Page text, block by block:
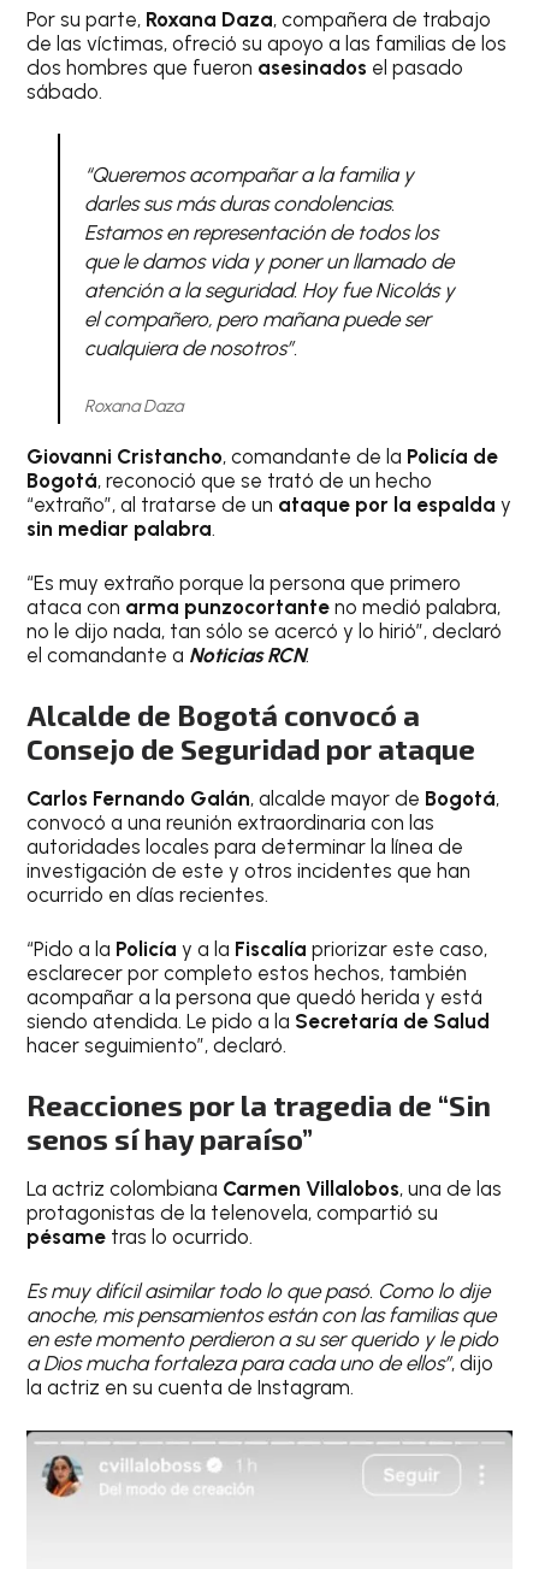
Por su parte, Roxana Daza, compañera de trabajo
de las víctimas, ofreció su apoyo a las familias de los
dos hombres que fueron asesinados el pasado
sábado.
“Queremos acompañar a la familia y
darles sus más duras condolencias.
Estamos en representación de todos los
que le damos vida y poner un llamado de
atención a la seguridad. Hoy fue Nicolás y
el compañero, pero mañana puede ser
cualquiera de nosotros”.
Roxana Daza
Giovanni Cristancho, comandante de la Policía de
Bogotá, reconoció que se trató de un hecho
“extraño”, al tratarse de un ataque por la espalda y
sin mediar palabra.
“Es muy extraño porque la persona que primero
ataca con arma punzocortante no medió palabra,
no le dijo nada, tan sólo se acercó y lo hirió”, declaró
el comandante a Noticias RCN.
Alcalde de Bogotá convocó a
Consejo de Seguridad por ataque
Carlos Fernando Galán, alcalde mayor de Bogotá,
convocó a una reunión extraordinaria con las
autoridades locales para determinar la línea de
investigación de este y otros incidentes que han
ocurrido en días recientes.
“Pido a la Policía y a la Fiscalíapriorizar este caso,
esclarecer por completo estos hechos, también
acompañar a la persona que quedó herida y está
siendo atendida. Le pido a la Secretaría de Salud
hacer seguimiento”, declaró.
Reacciones por la tragedia de “Sin
senos sí hay paraíso”
La actriz colombiana Carmen Villalobos, una de las
protagonistas de la telenovela, compartió su
pésame tras lo ocurrido.
Es muy difícil asimilar todo lo que pasó. Como lo dije
anoche, mis pensamientos están con las familias que
en este momento perdieron a su ser querido y le pido
a Dios mucha fortaleza para cada uno de ellos”, dijo
la actriz en su cuenta de Instagram.